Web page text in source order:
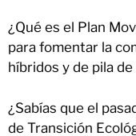
¿Qué es el Plan
para fomentar la
híbridos y de pila
¿Sabías que el
de Transición